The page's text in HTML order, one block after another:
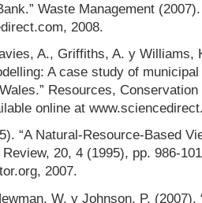
Waste Management
2008.
A., Griffiths, A. y Williams,
A case study of
Resources,
online at
“A Natural-Resource-Based
Review, 20, 4 (1995), pp. 986-
2007.
W. y Johnson, P. (2007).